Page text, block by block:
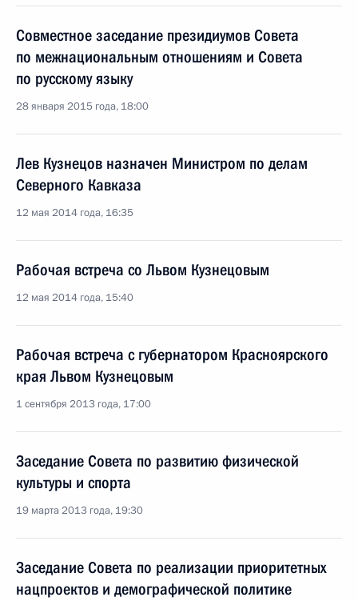
Совместное заседание президиумов Совета
по межнациональным отношениям и Совета
по русскому языку
28 января 2015 года, 18:00
Лев Кузнецов назначен Министром по делам
Северного Кавказа
12 мая 2014 года, 16:35
Рабочая встреча со Львом Кузнецовым
12 мая 2014 года, 15:40
Рабочая встреча с губернатором Красноярского
края Львом Кузнецовым
1 сентября 2013 года, 17:00
Заседание Совета по развитию физической
культуры и спорта
19 марта 2013 года, 19:30
Заседание Совета по реализации приоритетных
нацпроектов и демографической политике